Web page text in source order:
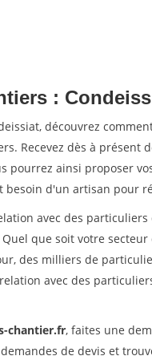
:
découvrez
Recevez dès à présent
pourrez ainsi proposer
d'un artisan pour
avec des particuliers
que soit votre
des milliers de
avec des
chantier.fr, faites une
de devis et